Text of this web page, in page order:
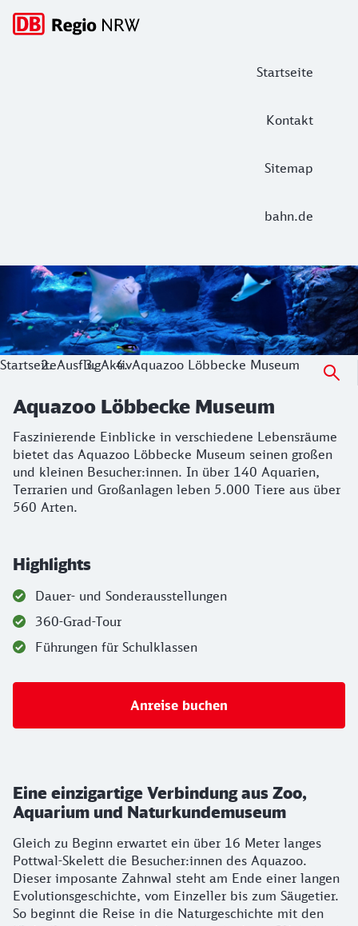
Startseite
Kontakt
Sitemap
bahn.de
Hauptnavigation
Aquazoo Löbbecke Museum
Faszinierende Einblicke in verschiedene Lebensräume
StartseiteAusflugAktivAquazoo Löbbecke Museum
Aquazoo Löbbecke Museum
Faszinierende Einblicke in verschiedene Lebensräume
bietet das Aquazoo Löbbecke Museum seinen großen
und kleinen Besucher:innen. In über 140 Aquarien,
Terrarien und Großanlagen leben 5.000 Tiere aus über
560 Arten.
Highlights
Dauer- und Sonderausstellungen
360-Grad-Tour
Führungen für Schulklassen
Anreise buchen
Eine einzigartige Verbindung aus Zoo,
Aquarium und Naturkundemuseum
Gleich zu Beginn erwartet ein über 16 Meter langes
Pottwal-Skelett die Besucher:innen des Aquazoo.
Dieser imposante Zahnwal steht am Ende einer langen
Evolutionsgeschichte, vom Einzeller bis zum Säugetier.
So beginnt die Reise in die Naturgeschichte mit den